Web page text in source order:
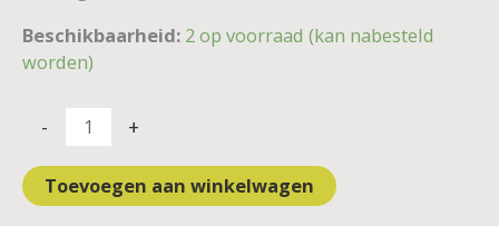
Beschikbaarheid: 2 op voorraad (kan nabesteld
worden)
- +
Toevoegen aan winkelwagen